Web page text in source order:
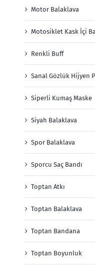
Motor Balaklava
Motosiklet Kask İçi
Renkli Buff
Sanal Gözlük Hijyen
Siperli Kumaş Maske
Siyah Balaklava
Spor Balaklava
Sporcu Saç Bandı
Toptan Atkı
Toptan Balaklava
Toptan Bandana
Toptan Boyunluk